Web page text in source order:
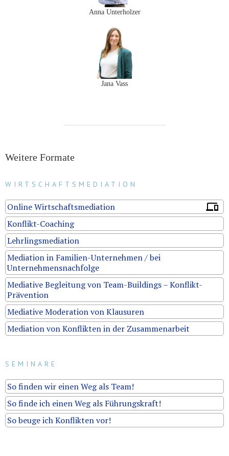
Anna Unterholzer
Jana Vass
Weitere Formate
WIRTSCHAFTSMEDIATION
Online Wirtschaftsmediation
Konflikt-Coaching
Lehrlingsmediation
Mediation in Familien-Unternehmen / bei
Unternehmensnachfolge
Mediative Begleitung von Team-Buildings – Konflikt-
Prävention
Mediative Moderation von Klausuren
Mediation von Konflikten in der Zusammenarbeit
SEMINARE
So finden wir einen Weg als Team!
So finde ich einen Weg als Führungskraft!
So beuge ich Konflikten vor!